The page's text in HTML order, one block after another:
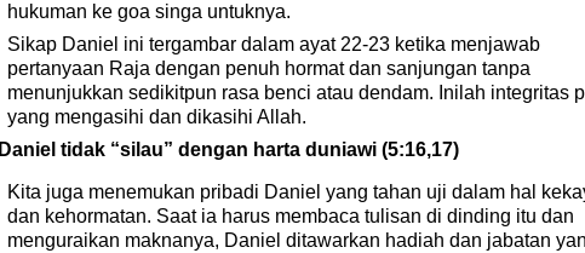
hukuman ke goa singa untuknya.
Sikap Daniel ini tergambar dalam ayat 22-23 ketika menjawab
pertanyaan Raja dengan penuh hormat dan sanjungan tanpa
menunjukkan sedikitpun rasa benci atau dendam. Inilah integritas
yang mengasihi dan dikasihi Allah.
Daniel tidak “silau” dengan harta duniawi (5:16,17)
Kita juga menemukan pribadi Daniel yang tahan uji dalam hal
dan kehormatan. Saat ia harus membaca tulisan di dinding itu dan
menguraikan maknanya, Daniel ditawarkan hadiah dan jabatan